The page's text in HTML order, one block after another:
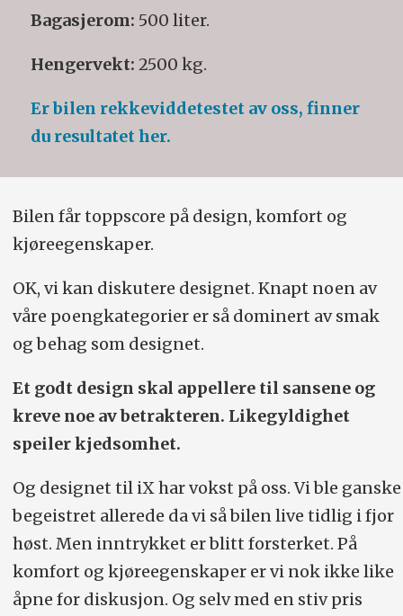
Bagasjerom: 500 liter.
Hengervekt: 2500 kg.
Er bilen rekkeviddetestet av oss, finner
du resultatet her.
Bilen får toppscore på design, komfort og
kjøreegenskaper.
OK, vi kan diskutere designet. Knapt noen av
våre poengkategorier er så dominert av smak
og behag som designet.
Et godt design skal appellere til sansene og
kreve noe av betrakteren. Likegyldighet
speiler kjedsomhet.
Og designet til iX har vokst på oss. Vi ble ganske
begeistret allerede da vi så bilen live tidlig i fjor
høst. Men inntrykket er blitt forsterket. På
komfort og kjøreegenskaper er vi nok ikke like
åpne for diskusjon. Og selv med en stiv pris